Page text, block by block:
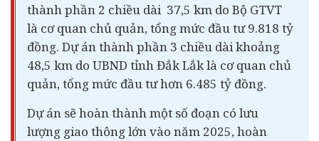
thành phần 2 chiều dài 37,5 km do Bộ GTVT
là cơ quan chủ quản, tổng mức đầu tư 9.818 tỷ
đồng. Dự án thành phần 3 chiều dài khoảng
48,5 km do UBND tỉnh Đắk Lắk là cơ quan chủ
quản, tổng mức đầu tư hơn 6.485 tỷ đồng.
Dự án sẽ hoàn thành một số đoạn có lưu
lượng giao thông lớn vào năm 2025, hoàn